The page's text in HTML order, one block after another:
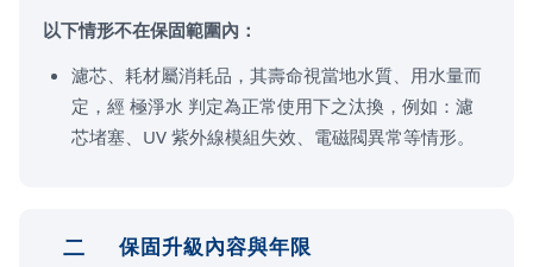
以下情形不在保固範圍內：
濾芯、耗材屬消耗品，其壽命視當地水質、用水量而
定，經 極淨水 判定為正常使用下之汰換，例如：濾
芯堵塞、UV 紫外線模組失效、電磁閥異常等情形。
二 保固升級內容與年限